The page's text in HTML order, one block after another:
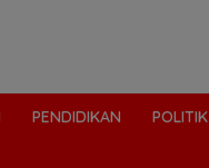
PENDIDIKAN POLITIK